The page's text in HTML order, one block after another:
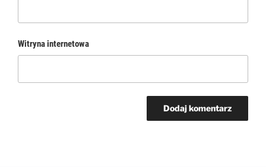
Witryna internetowa